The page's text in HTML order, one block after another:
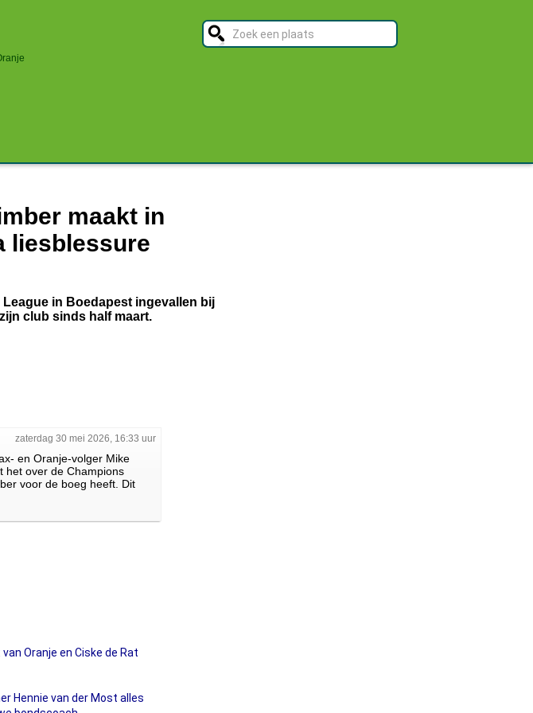
maakt in
liesblessure
in Boedapest ingevallen bij
club sinds half maart.
zaterdag 30 mei 2026, 16:33 uur
en Oranje-volger Mike
het over de Champions
voor de boeg heeft. Dit
Oranje en Ciske de Rat
Hennie van der Most alles